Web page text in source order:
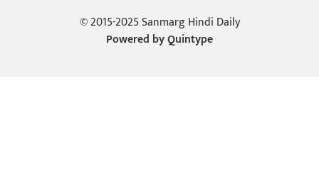
© 2015-2025 Sanmarg Hindi Daily
Powered byQuintype